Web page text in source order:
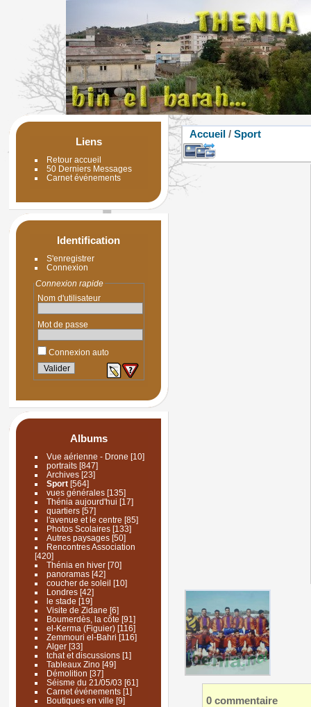
Liens
Retour accueil
50 Derniers Messages
Carnet événements
Identification
S'enregistrer
Connexion
Connexion rapide
Nom d'utilisateur
Mot de passe
Connexion auto
Albums
Vue aérienne - Drone [10]
portraits[847]
Archives [23]
Sport[564]
vues générales[135]
Thénia aujourd'hui [17]
quartiers[57]
l'avenue et le centre [85]
Photos Scolaires[133]
Autres paysages[50]
Rencontres Association
[420]
Thénia en hiver[70]
panoramas[42]
coucher de soleil [10]
Londres[42]
le stade [19]
Visite de Zidane [6]
Boumerdès, la côte [91]
el-Kerma (Figuier)[116]
Zemmouri el-Bahri [116]
Alger[33]
tchat et discussions[1]
Tableaux Zino[49]
Démolition [37]
Séisme du 21/05/03 [61]
Carnet événements[1]
Boutiques en ville [9]
Accueil / Sport
0 commentaire